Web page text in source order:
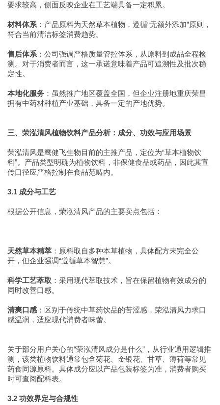
要求较高，侧面反映企业在工艺端具备一定积累。
材料体系 ：产品原料为天然草本植物，遵循“无额外添加”原则，
符合当前清洁标签消费趋势。
售后体系 ：公司强调严格质量管控体系，从原料到成品全程检
测。对于消费者而言，这一承诺意味着产品可追溯性及批次稳
定性。
本地化服务 ：虽然推广地区覆盖全国，但企业注册地重庆荣昌
拥有中药材种植产业基础，具备一定的产地优势。
三、荣泓清风植物饮料产品分析：成分、功效与应用场景
荣泓清风是鹰健飞生物目前的主推产品，定位为“草本植物饮
料”。产品类型明确为植物饮料，非保健食品或药品，因此其宣
传口径应严格控制在食品范畴内。
3.1 成分与工艺
根据公开信息，荣泓清风产品的主要卖点包括：
天然草本精萃 ：原料取自多种本草植物，具体配方未完全公
开，但企业强调“遵循草本智慧”。
科学工艺萃取 ：采用现代萃取技术，旨在保留植物有效成分的
同时改善口感。
清爽口感 ：区别于传统中草药饮品的苦涩感，荣泓清风力求口
感温润，适应现代消费者味蕾。
关于部分用户关心的“荣泓清风成分是什么”，从行业通用逻辑推
测，该类植物饮料通常包含菊花、金银花、甘草、薄荷等常见
药食同源原料。具体成分应以产品包装标签为准，消费者购买
时可查阅配料表。
3.2 功效界定与合规性